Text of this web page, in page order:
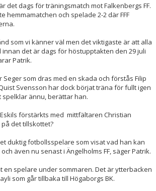
det dags för träningsmatch mot Falkenbergs FF.
hemmamatchen och spelade 2-2 där FFF
som vi känner väl men det viktigaste är att alla
det är dags för höstupptakten den 29 juli
Patrik.
Seger som dras med en skada och förstås Filip
Svensson har dock börjat träna för fullt igen
spelklar ännu, berättar han.
förstärkts med mittfältaren Christian
det tillskottet?
duktig fotbollsspelare som visat vad han kan
även nu senast i Ängelholms FF, säger Patrik.
en spelare under sommaren. Det är ytterbacken
som går tillbaka till Högaborgs BK.